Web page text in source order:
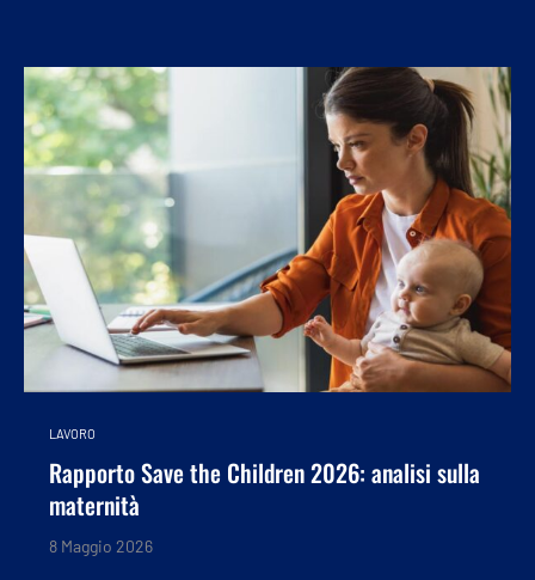
LAVORO
Rapporto Save the Children 2026: analisi sulla
maternità
8 Maggio 2026